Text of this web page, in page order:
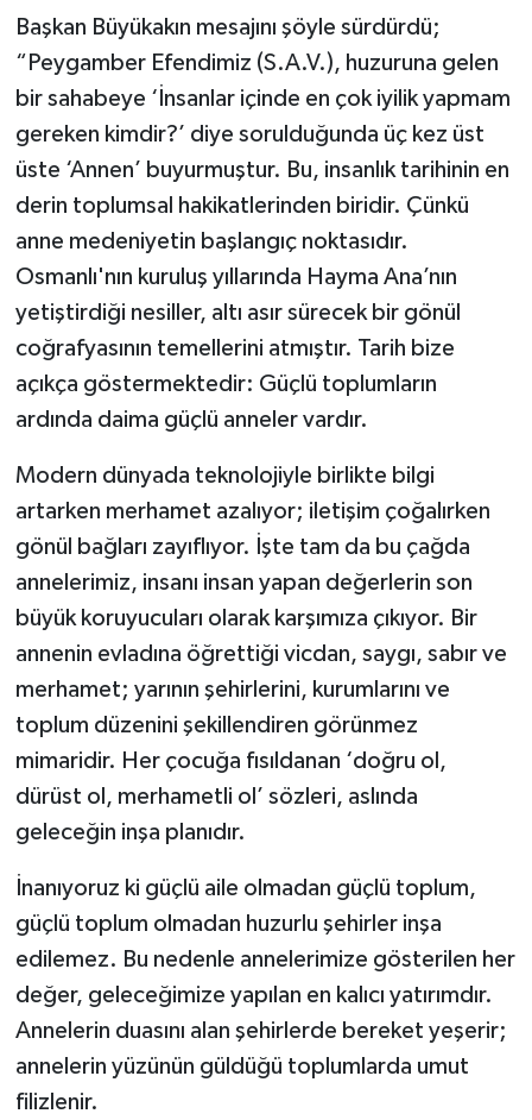
Başkan Büyükakın mesajını şöyle sürdürdü;
“Peygamber Efendimiz (S.A.V.), huzuruna gelen
bir sahabeye ‘İnsanlar içinde en çok iyilik yapmam
gereken kimdir?’ diye sorulduğunda üç kez üst
üste ‘Annen’ buyurmuştur. Bu, insanlık tarihinin en
derin toplumsal hakikatlerinden biridir. Çünkü
anne medeniyetin başlangıç noktasıdır.
Osmanlı'nın kuruluş yıllarında Hayma Ana’nın
yetiştirdiği nesiller, altı asır sürecek bir gönül
coğrafyasının temellerini atmıştır. Tarih bize
açıkça göstermektedir: Güçlü toplumların
ardında daima güçlü anneler vardır.
Modern dünyada teknolojiyle birlikte bilgi
artarken merhamet azalıyor; iletişim çoğalırken
gönül bağları zayıflıyor. İşte tam da bu çağda
annelerimiz, insanı insan yapan değerlerin son
büyük koruyucuları olarak karşımıza çıkıyor. Bir
annenin evladına öğrettiği vicdan, saygı, sabır ve
merhamet; yarının şehirlerini, kurumlarını ve
toplum düzenini şekillendiren görünmez
mimaridir. Her çocuğa fısıldanan ‘doğru ol,
dürüst ol, merhametli ol’ sözleri, aslında
geleceğin inşa planıdır.
İnanıyoruz ki güçlü aile olmadan güçlü toplum,
güçlü toplum olmadan huzurlu şehirler inşa
edilemez. Bu nedenle annelerimize gösterilen her
değer, geleceğimize yapılan en kalıcı yatırımdır.
Annelerin duasını alan şehirlerde bereket yeşerir;
annelerin yüzünün güldüğü toplumlarda umut
filizlenir.